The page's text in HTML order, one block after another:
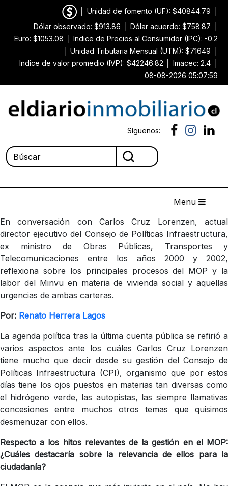
Unidad de fomento (UF): $40844.79
Dólar observado: $913.86
Dólar acuerdo: $758.87
Euro: $1053.08
Indice de Precios al Consumidor (IPC): -0.2
Unidad Tributaria Mensual (UTM): $71649
Indice de valor promedio (IVP): $42246.82
Imacec: 2.4
08-08-2026 05:07:59
Síguenos:
Menu
En conversación con Carlos Cruz Lorenzen, actual
director ejecutivo del Consejo de Políticas Infraestructura,
ex ministro de Obras Públicas, Transportes y
Telecomunicaciones entre los años 2000 y 2002,
reflexiona sobre los principales procesos del MOP y la
labor del Minvu en materia de vivienda social y aquellas
urgencias de ambas carteras.
Por: Renato Herrera Lagos
La agenda política tras la última cuenta pública se refirió a
varios aspectos ante los cuáles Carlos Cruz Lorenzen
tiene mucho que decir desde su gestión del Consejo de
Políticas Infraestructura (CPI), organismo que por estos
días tiene los ojos puestos en materias tan diversas como
el hidrógeno verde, las autopistas, las siempre llamativas
concesiones entre muchos otros temas que quisimos
desmenuzar con ellos.
Respecto a los hitos relevantes de la gestión en el MOP:
¿Cuáles destacaría sobre la relevancia de ellos para la
ciudadanía?